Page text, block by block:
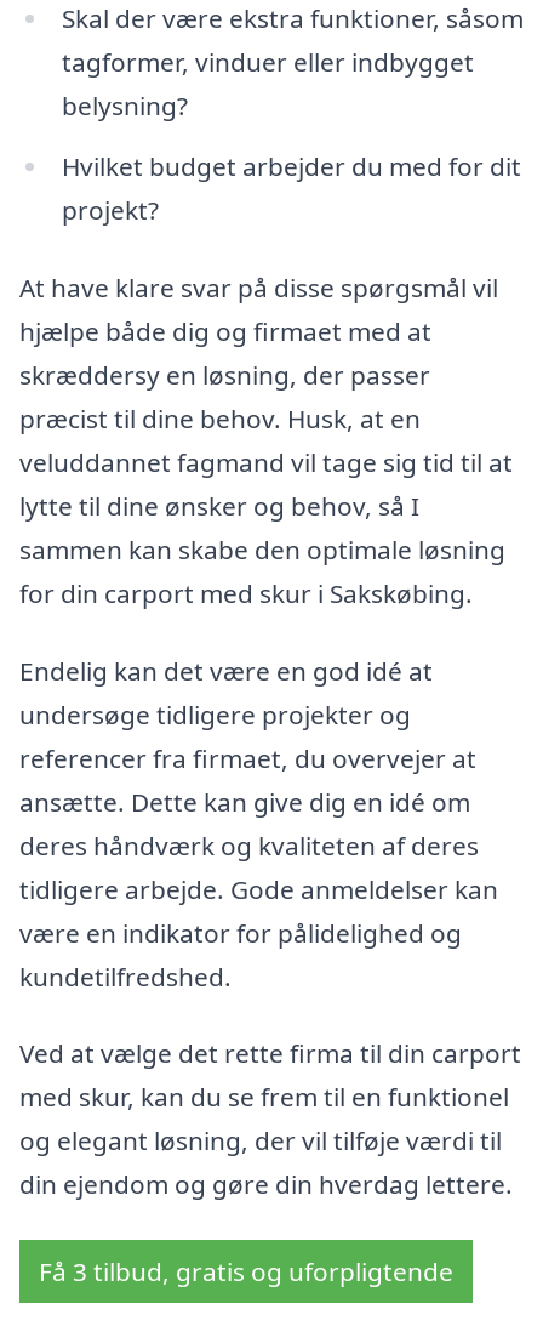
Skal der være ekstra funktioner, såsom
tagformer, vinduer eller indbygget
belysning?
Hvilket budget arbejder du med for dit
projekt?
At have klare svar på disse spørgsmål vil
hjælpe både dig og firmaet med at
skræddersy en løsning, der passer
præcist til dine behov. Husk, at en
veluddannet fagmand vil tage sig tid til at
lytte til dine ønsker og behov, så I
sammen kan skabe den optimale løsning
for din carport med skur i Sakskøbing.
Endelig kan det være en god idé at
undersøge tidligere projekter og
referencer fra firmaet, du overvejer at
ansætte. Dette kan give dig en idé om
deres håndværk og kvaliteten af deres
tidligere arbejde. Gode anmeldelser kan
være en indikator for pålidelighed og
kundetilfredshed.
Ved at vælge det rette firma til din carport
med skur, kan du se frem til en funktionel
og elegant løsning, der vil tilføje værdi til
din ejendom og gøre din hverdag lettere.
Få 3 tilbud, gratis og uforpligtende